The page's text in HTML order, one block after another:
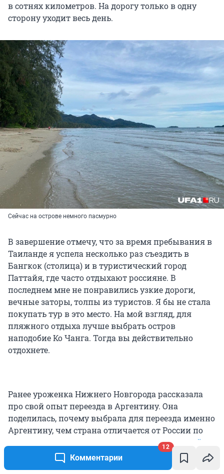
Комментарии
12
в сотнях километров. На дорогу только в одну
сторону уходит весь день.
Сейчас на острове немного пасмурно
В завершение отмечу, что за время пребывания в
Таиланде я успела несколько раз съездить в
Бангкок (столица) и в туристический город
Паттайя, где часто отдыхают россияне. В
последнем мне не понравились узкие дороги,
вечные заторы, толпы из туристов. Я бы не стала
покупать тур в это место. На мой взгляд, для
пляжного отдыха лучше выбрать остров
наподобие Ко Чанга. Тогда вы действительно
отдохнете.
Ранее уроженка Нижнего Новгорода рассказала
про свой опыт переезда в Аргентину. Она
поделилась, почему выбрала для переезда именно
Аргентину, чем страна отличается от России по
как это новое место помогает ей в
личном развитии и карьере